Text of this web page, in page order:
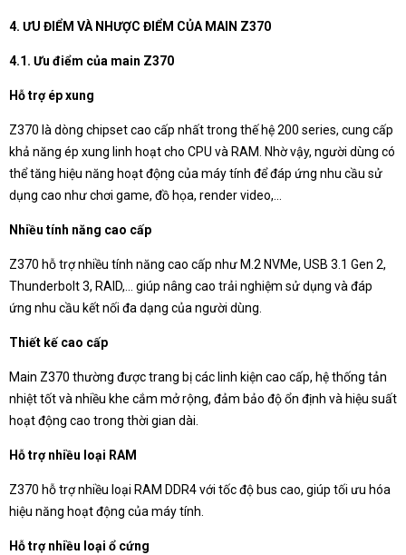
4. ƯU ĐIỂM VÀ NHƯỢC ĐIỂM CỦA MAIN Z370
4.1. Ưu điểm của main Z370
Hỗ trợ ép xung
Z370 là dòng chipset cao cấp nhất trong thế hệ 200 series, cung cấp
khả năng ép xung linh hoạt cho CPU và RAM. Nhờ vậy, người dùng có
thể tăng hiệu năng hoạt động của máy tính để đáp ứng nhu cầu sử
dụng cao như chơi game, đồ họa, render video,...
Nhiều tính năng cao cấp
Z370 hỗ trợ nhiều tính năng cao cấp như M.2 NVMe, USB 3.1 Gen 2,
Thunderbolt 3, RAID,... giúp nâng cao trải nghiệm sử dụng và đáp
ứng nhu cầu kết nối đa dạng của người dùng.
Thiết kế cao cấp
Main Z370 thường được trang bị các linh kiện cao cấp, hệ thống tản
nhiệt tốt và nhiều khe cắm mở rộng, đảm bảo độ ổn định và hiệu suất
hoạt động cao trong thời gian dài.
Hỗ trợ nhiều loại RAM
Z370 hỗ trợ nhiều loại RAM DDR4 với tốc độ bus cao, giúp tối ưu hóa
hiệu năng hoạt động của máy tính.
Hỗ trợ nhiều loại ổ cứng